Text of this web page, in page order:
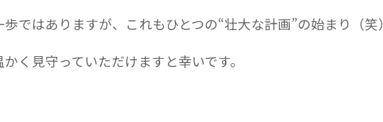
ではありますが、これもひとつの“壮大な計画”の始まり（笑）
かく見守っていただけますと幸いです。